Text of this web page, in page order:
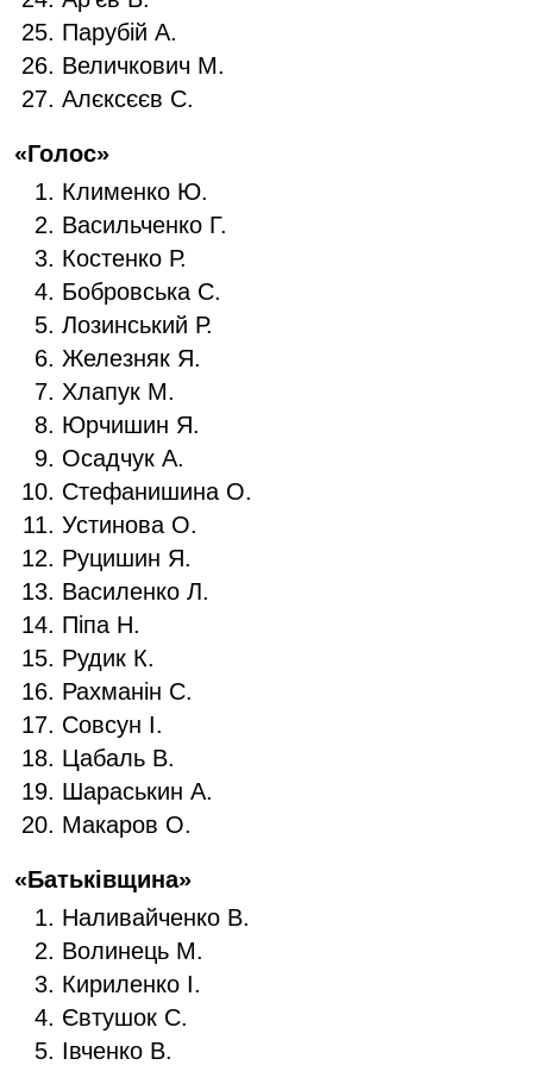
Парубій А.
Величкович М.
Алєксєєв С.
«Голос»
Клименко Ю.
Васильченко Г.
Костенко Р.
Бобровська С.
Лозинський Р.
Железняк Я.
Хлапук М.
Юрчишин Я.
Осадчук А.
Стефанишина О.
Устинова О.
Руцишин Я.
Василенко Л.
Піпа Н.
Рудик К.
Рахманін С.
Совсун І.
Цабаль В.
Шараськин А.
Макаров О.
«Батьківщина»
Наливайченко В.
Волинець М.
Кириленко І.
Євтушок С.
Івченко В.